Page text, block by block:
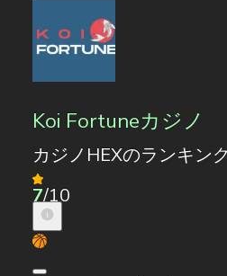
Koi Fortuneカジノ
カジノHEXのランキン
7/10